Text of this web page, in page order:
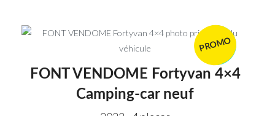
VENDU
PROMO
FONT VENDOME Fortyvan 4×4
Camping-car neuf